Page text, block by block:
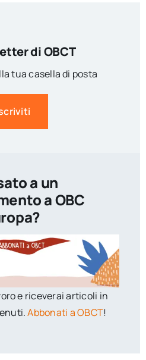
di OBCT
tua casella di posta
a un
a OBC
e riceverai articoli in
Abbonati a OBCT!